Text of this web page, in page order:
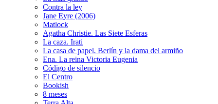
Contra la ley
Jane Eyre (2006)
Matlock
Agatha Christie. Las Siete Esferas
La caza. Irati
La casa de papel. Berlín y la dama del armiño
Ena. La reina Victoria Eugenia
Código de silencio
El Centro
Bookish
8 meses